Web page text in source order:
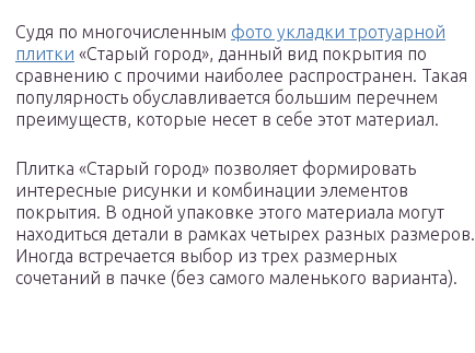
Судя по многочисленным фото укладки тротуарной
плитки «Старый город», данный вид покрытия по
сравнению с прочими наиболее распространен. Такая
популярность обуславливается большим перечнем
преимуществ, которые несет в себе этот материал.
Плитка «Старый город» позволяет формировать
интересные рисунки и комбинации элементов
покрытия. В одной упаковке этого материала могут
находиться детали в рамках четырех разных размеров.
Иногда встречается выбор из трех размерных
сочетаний в пачке (без самого маленького варианта).